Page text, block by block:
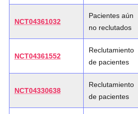
NCT04361032
Pacientes aún
no reclutados
NCT04361552
Reclutamiento
de pacientes
NCT04330638
Reclutamiento
de pacientes